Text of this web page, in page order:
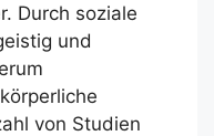
Durch soziale
und
von Studien